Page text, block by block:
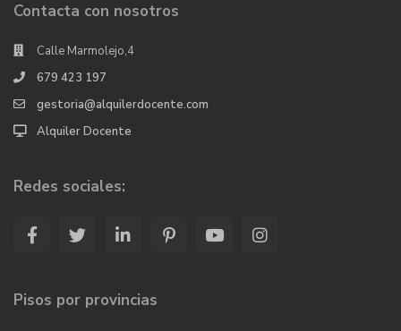
Contacta con nosotros
Calle Marmolejo,4
679 423 197
gestoria@alquilerdocente.com
Alquiler Docente
Redes sociales:
Pisos por provincias